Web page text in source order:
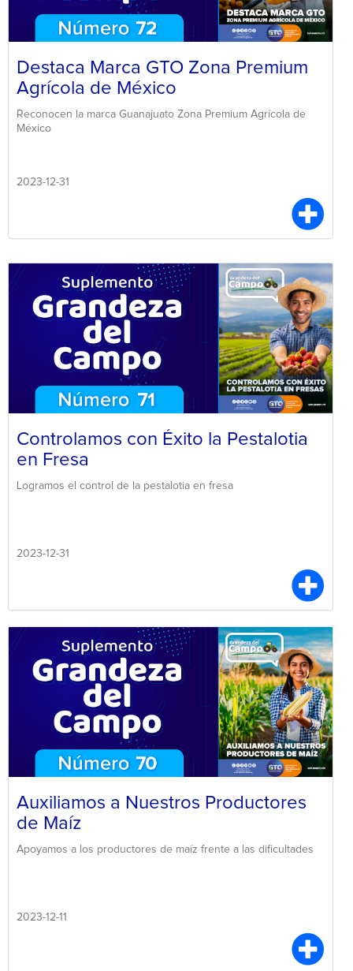
Destaca Marca GTO Zona Premium
Agrícola de México
Reconocen la marca Guanajuato Zona Premium Agrícola de
México
2023-12-31
Controlamos con Éxito la Pestalotia
en Fresa
Logramos el control de la pestalotia en fresa
2023-12-31
Auxiliamos a Nuestros Productores
de Maíz
Apoyamos a los productores de maíz frente a las dificultades
2023-12-11